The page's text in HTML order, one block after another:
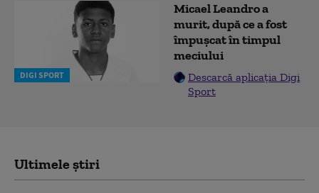
DIGI SPORT
Micael Leandro a
murit, după ce a fost
împușcat în timpul
meciului
Descarcă aplicația Digi
Sport
Ultimele știri